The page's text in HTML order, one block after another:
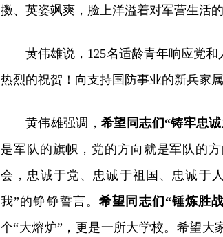
擞、英姿飒爽，脸上洋溢着对军营生活的
黄伟雄说，125名适龄青年响应党
热烈的祝贺！向支持国防事业的新兵家
黄伟雄强调，希望同志们“铸牢忠
是军队的旗帜，党的方向就是军队的
会，忠诚于党、忠诚于祖国、忠诚于
我”的铮铮誓言。希望同志们“锤炼胜
个“大熔炉”，更是一所大学校。希望